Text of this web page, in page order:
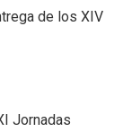
de los XIV
Jornadas